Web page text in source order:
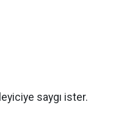
saygı ister.